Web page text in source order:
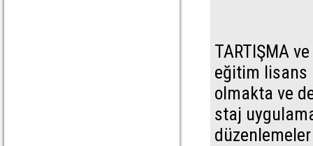
TARTIŞMA
eğitim lisans
olmakta ve
staj
düzenlemeler